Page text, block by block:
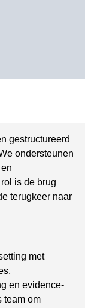
gestructureerd
ondersteunen
is de brug
terugkeer naar
met
en evidence-
team om